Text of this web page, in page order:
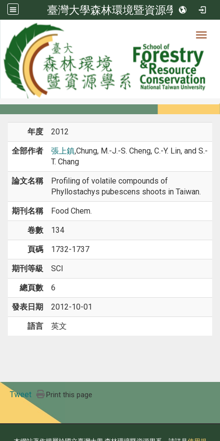
臺灣大學森林環境暨資源學系
系所成員
系所成員
年度 2012
全部作者 張上鎮,Chung, M.-J.-S. Cheng, C.-Y. Lin, and S.-
T. Chang
論文名稱
Profiling of volatile compounds of
Phyllostachys pubescens shoots in Taiwan.
期刊名稱 Food Chem.
卷數 134
頁碼 1732-1737
期刊等級 SCI
總頁數 6
發表日期 2012-10-01
語言 英文
Tweet Print this page